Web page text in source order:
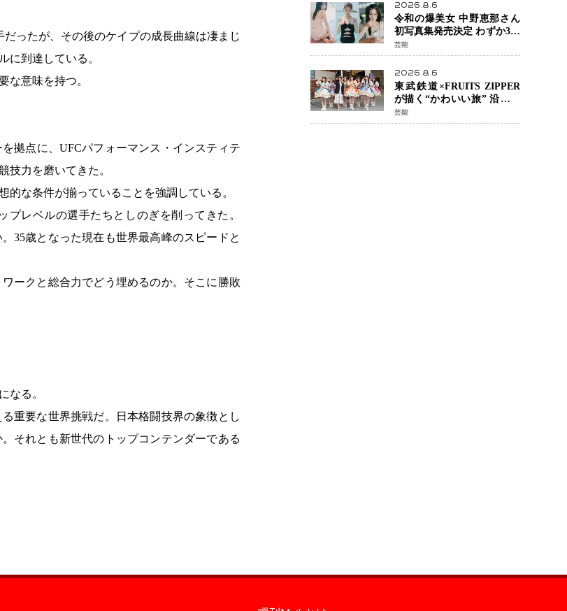
ったが、その後のケイプの成長曲線は凄まじ
に到達している。
な意味を持つ。
拠点に、UFCパフォーマンス・インスティテ
技力を磨いてきた。
的な条件が揃っていることを強調している。
レベルの選手たちとしのぎを削ってきた。
35歳となった現在も世界最高峰のスピードと
ークと総合力でどう埋めるのか。そこに勝敗
なる。
重要な世界挑戦だ。日本格闘技界の象徴とし
それとも新世代のトップコンテンダーである
2026.8.6
令和の爆美女 中野恵那さん
初写真集発売決定 わずか3日
で2560万インプレッション
を記録した話題の美貌を凝
縮
芸能
2026.8.6
東武鉄道×FRUITS ZIPPER
が描く“かわいい旅” 沿線を
舞台にした「TOBU KAWAII
PROJECT」が開幕
芸能